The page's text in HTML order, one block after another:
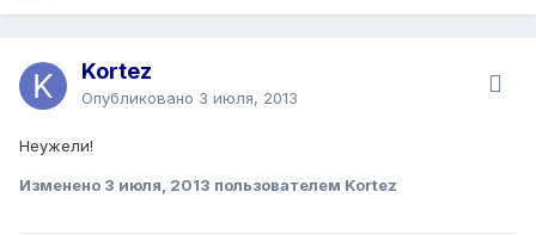
Kortez
Опубликовано 3 июля, 2013
Неужели!
Изменено 3 июля, 2013 пользователем Kortez